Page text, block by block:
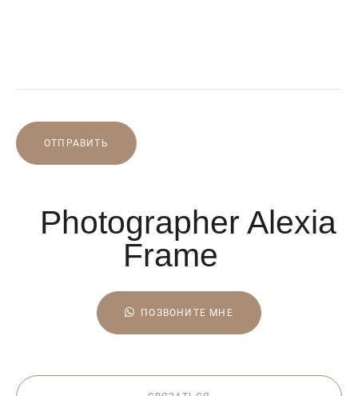
ОТПРАВИТЬ
Photographer Alexia
Frame
ПОЗВОНИТЕ МНЕ